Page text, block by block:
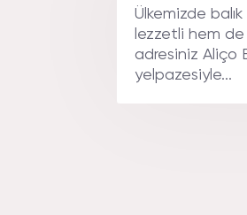
Ülkemizde
lezzetli hem
adresiniz Aliço
yelpazesiyle...